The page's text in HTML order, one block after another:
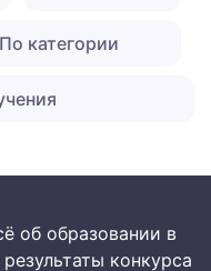
По категории
об образовании в
конкурса